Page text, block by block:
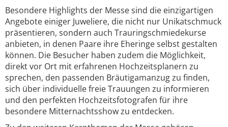
Besondere Highlights der Messe sind die einzigartigen
Angebote einiger Juweliere, die nicht nur Unikatschmuck
präsentieren, sondern auch Trauringschmiedekurse
anbieten, in denen Paare ihre Eheringe selbst gestalten
können. Die Besucher haben zudem die Möglichkeit,
direkt vor Ort mit erfahrenen Hochzeitsplanern zu
sprechen, den passenden Bräutigamanzug zu finden,
sich über individuelle freie Trauungen zu informieren
und den perfekten Hochzeitsfotografen für ihre
besondere Mitternachtsshow zu entdecken.